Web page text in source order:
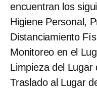
encuentran los
Higiene Personal,
Distanciamiento
Monitoreo en el
Limpieza del Lugar
Traslado al Lugar